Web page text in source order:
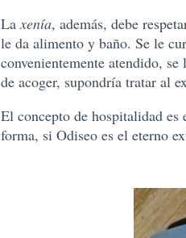
Laxenía, además, debe
le da alimento y baño. Se le
convenientemente atendido,
de acoger, supondría tratar al
El concepto de hospitalidad
forma, si Odiseo es el eterno